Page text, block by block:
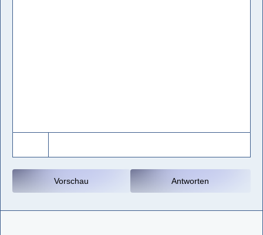
Antworten
Vorschau